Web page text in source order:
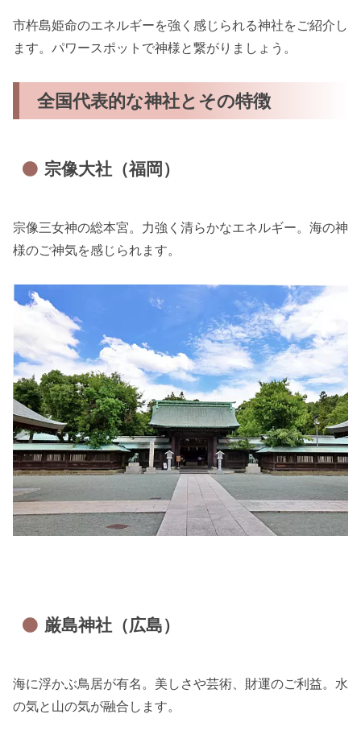
市杵島姫命のエネルギーを強く感じられる神社をご紹介し
ます。パワースポットで神様と繋がりましょう。
全国代表的な神社とその特徴
宗像大社（福岡）
宗像三女神の総本宮。力強く清らかなエネルギー。海の神
様のご神気を感じられます。
厳島神社（広島）
海に浮かぶ鳥居が有名。美しさや芸術、財運のご利益。水
の気と山の気が融合します。